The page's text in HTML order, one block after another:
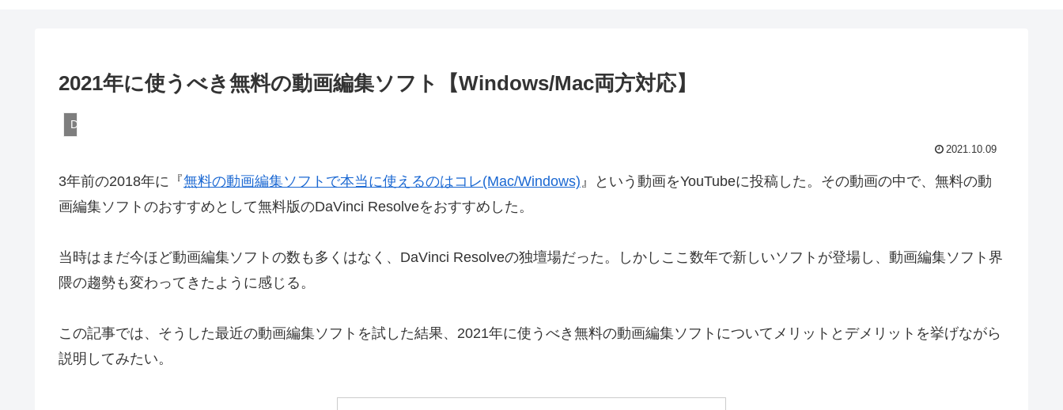
2021年に使うべき無料の動画編集ソフト【Windows/Mac両方対応】
DaVinci Resolve
2021.10.09
3年前の2018年に『無料の動画編集ソフトで本当に使えるのはコレ(Mac/Windows) 』という動画をYouTubeに投稿した。その動画の中で、無料の動
画編集ソフトのおすすめとして無料版のDaVinci Resolveをおすすめした。
当時はまだ今ほど動画編集ソフトの数も多くはなく、DaVinci Resolveの独壇場だった。しかしここ数年で新しいソフトが登場し、動画編集ソフト界
隈の趨勢も変わってきたように感じる。
この記事では、そうした最近の動画編集ソフトを試した結果、2021年に使うべき無料の動画編集ソフトについてメリットとデメリットを挙げながら
説明してみたい。